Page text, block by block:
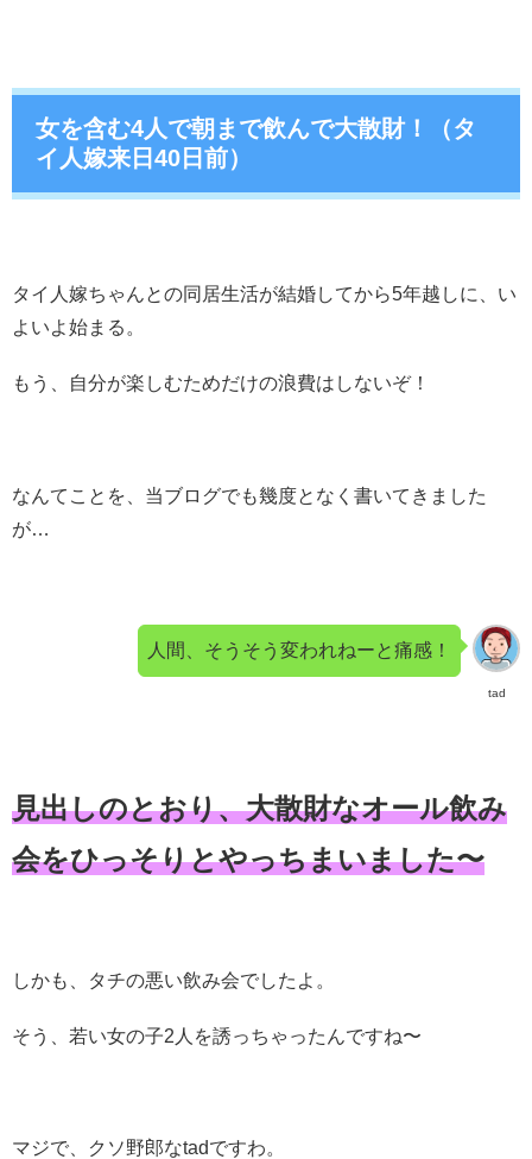
女を含む4人で朝まで飲んで大散財！（タ
イ人嫁来日40日前）
タイ人嫁ちゃんとの同居生活が結婚してから5年越しに、い
よいよ始まる。
もう、自分が楽しむためだけの浪費はしないぞ！
なんてことを、当ブログでも幾度となく書いてきました
が…
tad
人間、そうそう変われねーと痛感！
見出しのとおり、大散財なオール飲み
会をひっそりとやっちまいました〜
しかも、タチの悪い飲み会でしたよ。
そう、若い女の子2人を誘っちゃったんですね〜
マジで、クソ野郎なtadですわ。